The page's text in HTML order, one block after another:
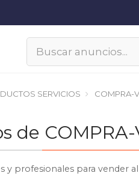
SERVICIOS COMPRA-
de
profesionales para vender